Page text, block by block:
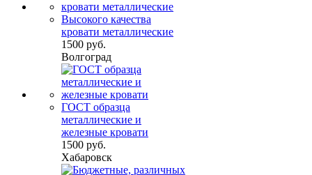
Высокого качества
кровати металлические
1500 руб.
Волгоград
ГОСТ образца
металлические и
железные кровати
1500 руб.
Хабаровск